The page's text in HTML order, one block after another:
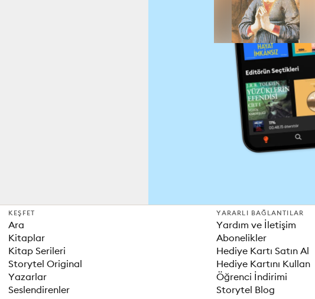
KEŞFET
Ara
Kitaplar
Kitap Serileri
Storytel Original
Yazarlar
Seslendirenler
YARARLI BAĞLANTILAR
Yardım ve İletişim
Abonelikler
Hediye Kartı Satın Al
Hediye Kartını Kullan
Öğrenci İndirimi
Storytel Blog